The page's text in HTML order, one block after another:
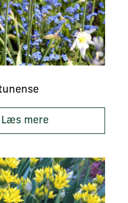
Læs mere